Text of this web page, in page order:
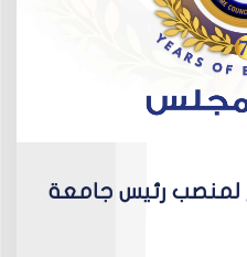
لمنصب رئيس جامعة